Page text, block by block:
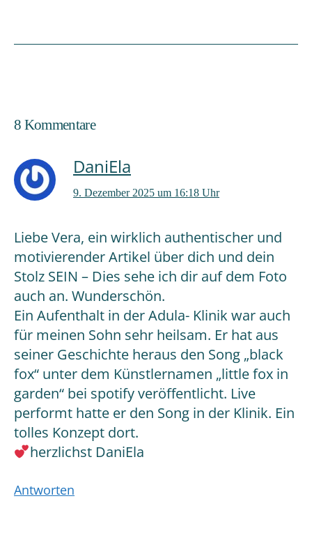
8 Kommentare
DaniEla
9. Dezember 2025 um 16:18 Uhr
Liebe Vera, ein wirklich authentischer und
motivierender Artikel über dich und dein
Stolz SEIN – Dies sehe ich dir auf dem Foto
auch an. Wunderschön.
Ein Aufenthalt in der Adula- Klinik war auch
für meinen Sohn sehr heilsam. Er hat aus
seiner Geschichte heraus den Song „black
fox“ unter dem Künstlernamen „little fox in
garden“ bei spotify veröffentlicht. Live
performt hatte er den Song in der Klinik. Ein
tolles Konzept dort.
herzlichst DaniEla
Antworten